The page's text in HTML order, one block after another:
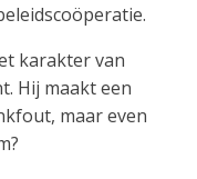
karakter van
Hij maakt een
maar even